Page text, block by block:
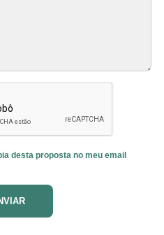
desta proposta no meu email